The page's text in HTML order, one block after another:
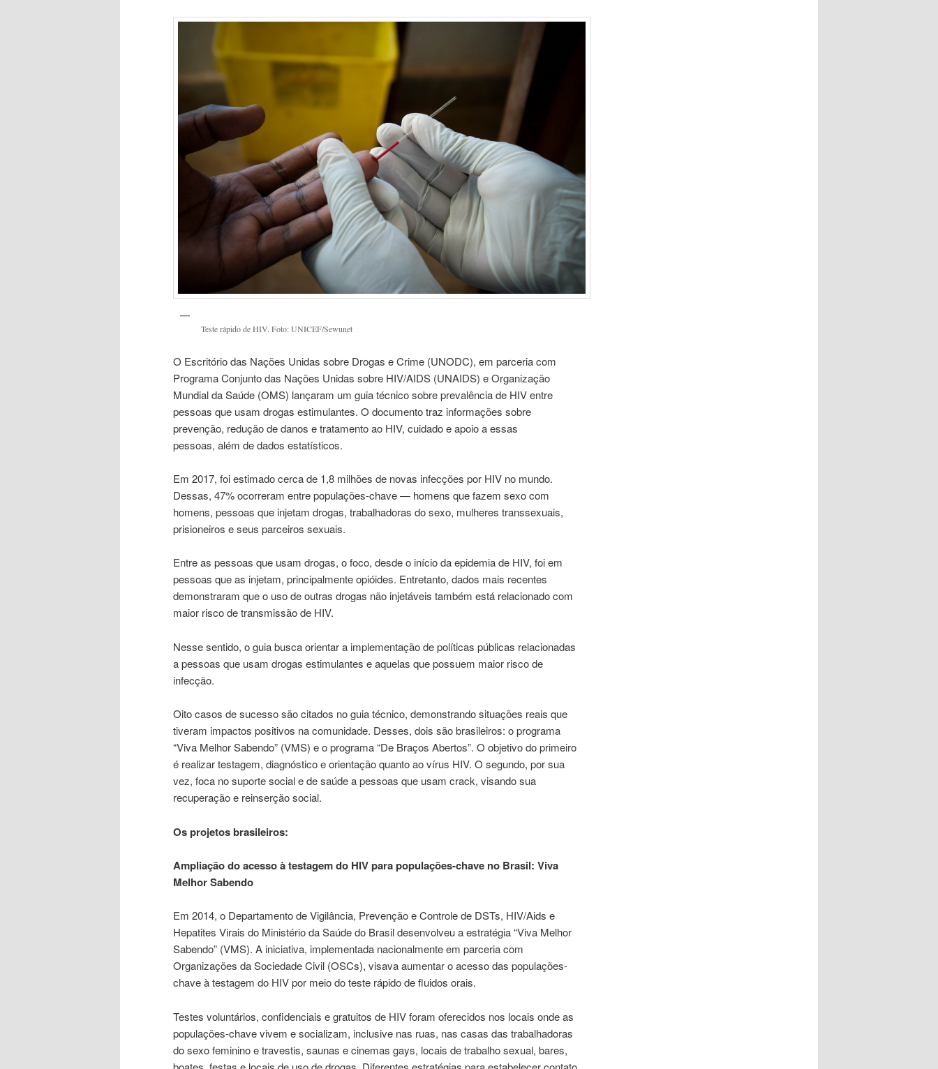
Teste rápido de HIV. Foto: UNICEF/Sewunet
O Escritório das Nações Unidas sobre Drogas e Crime (UNODC), em parceria com
Programa Conjunto das Nações Unidas sobre HIV/AIDS (UNAIDS) e Organização
Mundial da Saúde (OMS) lançaram um guia técnico sobre prevalência de HIV entre
pessoas que usam drogas estimulantes. O documento traz informações sobre
prevenção, redução de danos e tratamento ao HIV, cuidado e apoio a essas
pessoas, além de dados estatísticos.
Em 2017, foi estimado cerca de 1,8 milhões de novas infecções por HIV no mundo.
Dessas, 47% ocorreram entre populações-chave — homens que fazem sexo com
homens, pessoas que injetam drogas, trabalhadoras do sexo, mulheres transsexuais,
prisioneiros e seus parceiros sexuais.
Entre as pessoas que usam drogas, o foco, desde o início da epidemia de HIV, foi em
pessoas que as injetam, principalmente opióides. Entretanto, dados mais recentes
demonstraram que o uso de outras drogas não injetáveis também está relacionado com
maior risco de transmissão de HIV.
Nesse sentido, o guia busca orientar a implementação de políticas públicas relacionadas
a pessoas que usam drogas estimulantes e aquelas que possuem maior risco de
infecção.
Oito casos de sucesso são citados no guia técnico, demonstrando situações reais que
tiveram impactos positivos na comunidade. Desses, dois são brasileiros: o programa
“Viva Melhor Sabendo” (VMS) e o programa “De Braços Abertos”. O objetivo do primeiro
é realizar testagem, diagnóstico e orientação quanto ao vírus HIV. O segundo, por sua
vez, foca no suporte social e de saúde a pessoas que usam crack, visando sua
recuperação e reinserção social.
Os projetos brasileiros:
Ampliação do acesso à testagem do HIV para populações-chave no Brasil: Viva
Melhor Sabendo
Em 2014, o Departamento de Vigilância, Prevenção e Controle de DSTs, HIV/Aids e
Hepatites Virais do Ministério da Saúde do Brasil desenvolveu a estratégia “Viva Melhor
Sabendo” (VMS). A iniciativa, implementada nacionalmente em parceria com
Organizações da Sociedade Civil (OSCs), visava aumentar o acesso das populações-
chave à testagem do HIV por meio do teste rápido de fluidos orais.
Testes voluntários, confidenciais e gratuitos de HIV foram oferecidos nos locais onde as
populações-chave vivem e socializam, inclusive nas ruas, nas casas das trabalhadoras
do sexo feminino e travestis, saunas e cinemas gays, locais de trabalho sexual, bares,